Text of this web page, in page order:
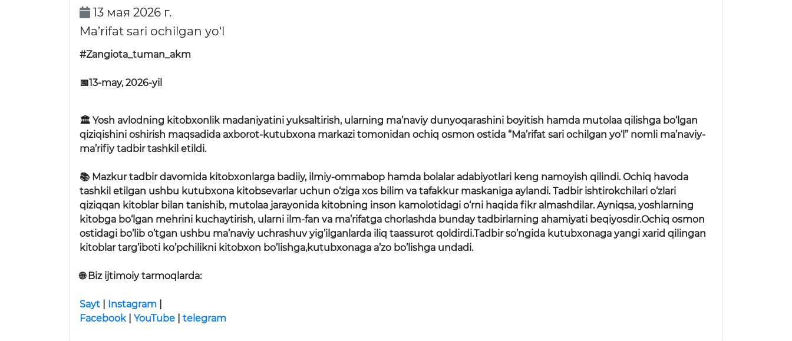
13 мая 2026 г.
Ma’rifat sari ochilgan yo‘l
#Zangiota_tuman_akm
📅13-may, 2026-yil
🏛 Yosh avlodning kitobxonlik madaniyatini yuksaltirish, ularning ma’naviy dunyoqarashini boyitish hamda mutolaa qilishga bo‘lgan
qiziqishini oshirish maqsadida axborot-kutubxona markazi tomonidan ochiq osmon ostida “Ma’rifat sari ochilgan yo‘l” nomli ma’naviy-
ma’rifiy tadbir tashkil etildi.
📚 Mazkur tadbir davomida kitobxonlarga badiiy, ilmiy-ommabop hamda bolalar adabiyotlari keng namoyish qilindi. Ochiq havoda
tashkil etilgan ushbu kutubxona kitobsevarlar uchun o‘ziga xos bilim va tafakkur maskaniga aylandi. Tadbir ishtirokchilari o‘zlari
qiziqqan kitoblar bilan tanishib, mutolaa jarayonida kitobning inson kamolotidagi o‘rni haqida fikr almashdilar. Ayniqsa, yoshlarning
kitobga bo‘lgan mehrini kuchaytirish, ularni ilm-fan va ma’rifatga chorlashda bunday tadbirlarning ahamiyati beqiyosdir.Ochiq osmon
ostidagi bo’lib o’tgan ushbu ma’naviy uchrashuv yig’ilganlarda iliq taassurot qoldirdi.Tadbir so’ngida kutubxonaga yangi xarid qilingan
kitoblar targ’iboti ko’pchilikni kitobxon bo’lishga,kutubxonaga a’zo bo’lishga undadi.
🌐 Biz ijtimoiy tarmoqlarda:
Sayt Instagram
Facebook| YouTube telegram